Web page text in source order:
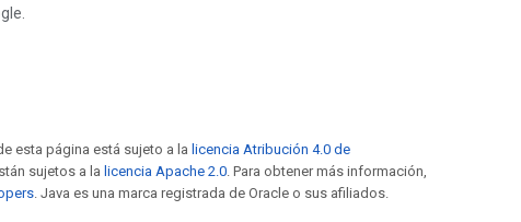
esta página está sujeto a la licencia Atribución 4.0 de
sujetos a la licencia Apache 2.0 . Para obtener más información,
. Java es una marca registrada de Oracle o sus afiliados.